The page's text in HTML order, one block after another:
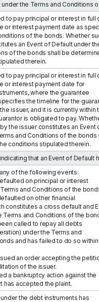
the Terms and Conditions
to pay principal or interest in full
or interest payment date as
of the bonds. Whether
an Event of Default under
of the bonds shall be
therein.
to pay principal or interest in full
or interest payment date for
where the guarantee
the timeline for the
issuer, and it is currently within
is obligated to pay.
the issuer constitutes an Event
and Conditions of the bonds
conditions stipulated therein.
that an Event of Default
of the following events:
on principal or interest
and Conditions of the
on other financial
constitutes a cross default and
Terms and Conditions of the
called to repay all debts
under the Terms and
and has failed to do so
an order accepting the
of the issuer.
a bankruptcy action against the
has accepted the plaint.
the debt instruments has